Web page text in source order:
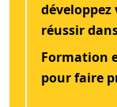
réussir
Formation
pour faire